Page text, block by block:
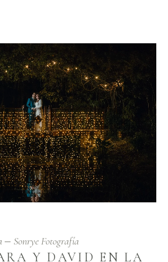
Sonrye Fotografía
Y DAVID EN LA